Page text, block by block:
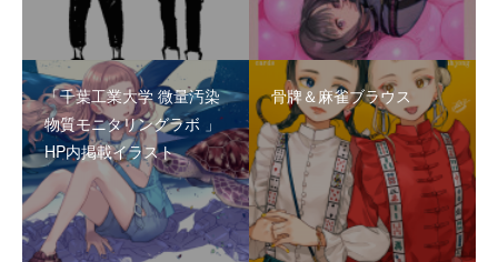
「千葉工業大学 微量汚染
物質モニタリングラボ 」
HP内掲載イラスト
骨牌＆麻雀ブラウス